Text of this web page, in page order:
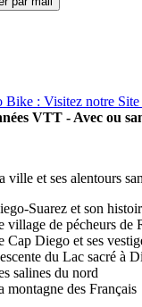
VTT - Avec ou
ville et ses alentours
Suarez et son
village de pécheurs de
Cap Diego et ses
du Lac sacré à
salines du nord
montagne des Français